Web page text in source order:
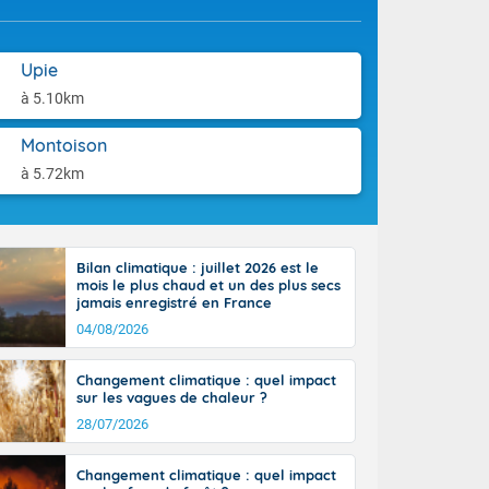
Upie
à 5.10km
Montoison
à 5.72km
l'après-
il fait
30 à 35
Bilan climatique : juillet 2026 est le
mois le plus chaud et un des plus secs
jamais enregistré en France
04/08/2026
Changement climatique : quel impact
sur les vagues de chaleur ?
28/07/2026
Changement climatique : quel impact